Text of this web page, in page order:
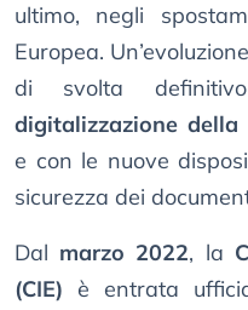
ultimo, negli
Europea.
di svolta
digitalizzazione
e con le nuove
sicurezza dei
Dal marzo 2022, la
(CIE) è entrata